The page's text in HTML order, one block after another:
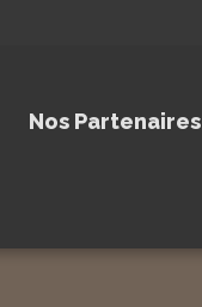
Nos Partenaires